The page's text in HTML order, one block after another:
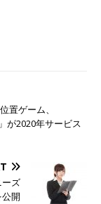
置ゲーム、
が2020年サービス
ズ
開